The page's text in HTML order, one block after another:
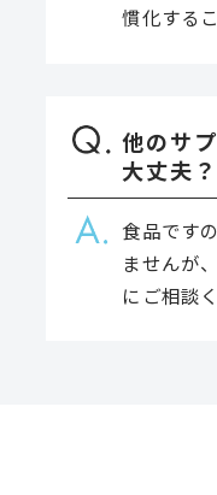
慣化する
他のサ
大丈夫？
食品です
ませんが
にご相談